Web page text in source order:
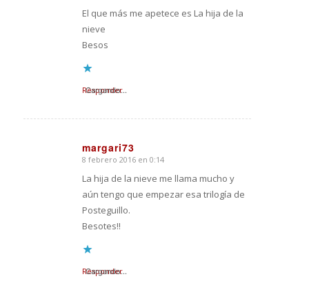
El que más me apetece es La hija de la
nieve
Besos
Cargando...
Responder
margari73
Dice:
8 febrero 2016 en 0:14
La hija de la nieve me llama mucho y
aún tengo que empezar esa trilogía de
Posteguillo.
Besotes!!
Cargando...
Responder